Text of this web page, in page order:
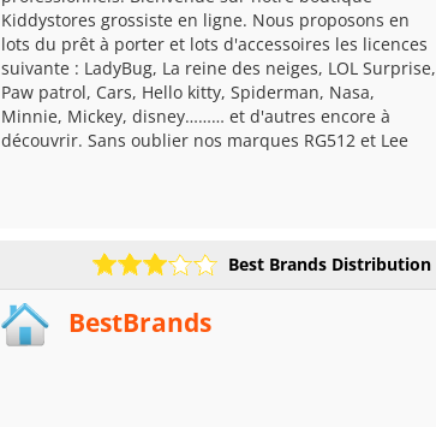
Kiddystores grossiste en ligne. Nous proposons en
lots du prêt à porter et lots d'accessoires les licences
suivante : LadyBug, La reine des neiges, LOL Surprise,
Paw patrol, Cars, Hello kitty, Spiderman, Nasa,
Minnie, Mickey, disney……… et d'autres encore à
découvrir. Sans oublier nos marques RG512 et Lee
Best Brands Distribution
BestBrands